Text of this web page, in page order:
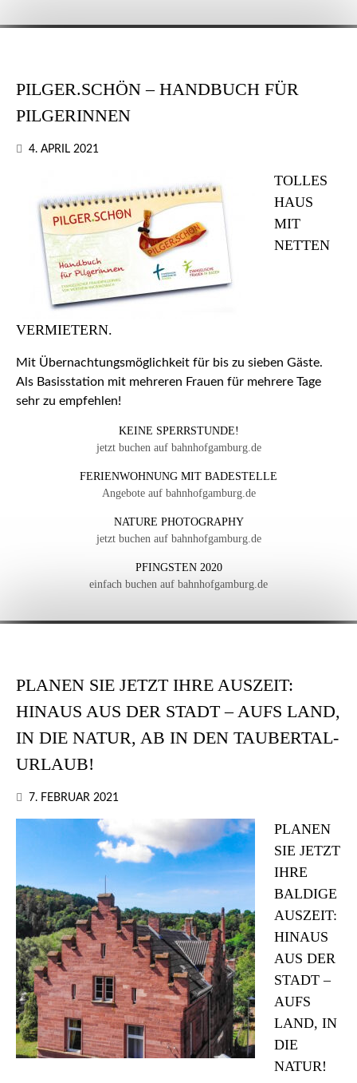
PILGER.SCHÖN – HANDBUCH FÜR
PILGERINNEN
4. APRIL 2021
TOLLES
HAUS
MIT
NETTEN
VERMIETERN.
Mit Übernachtungsmöglichkeit für bis zu sieben Gäste.
Als Basisstation mit mehreren Frauen für mehrere Tage
sehr zu empfehlen!
KEINE SPERRSTUNDE!
jetzt buchen auf bahnhofgamburg.de
FERIENWOHNUNG MIT BADESTELLE
Angebote auf bahnhofgamburg.de
NATURE PHOTOGRAPHY
jetzt buchen auf bahnhofgamburg.de
PFINGSTEN 2020
einfach buchen auf bahnhofgamburg.de
PLANEN SIE JETZT IHRE AUSZEIT:
HINAUS AUS DER STADT – AUFS LAND,
IN DIE NATUR, AB IN DEN TAUBERTAL-
URLAUB!
7. FEBRUAR 2021
PLANEN
SIE JETZT
IHRE
BALDIGE
AUSZEIT:
HINAUS
AUS DER
STADT –
AUFS
LAND, IN
DIE
NATUR!